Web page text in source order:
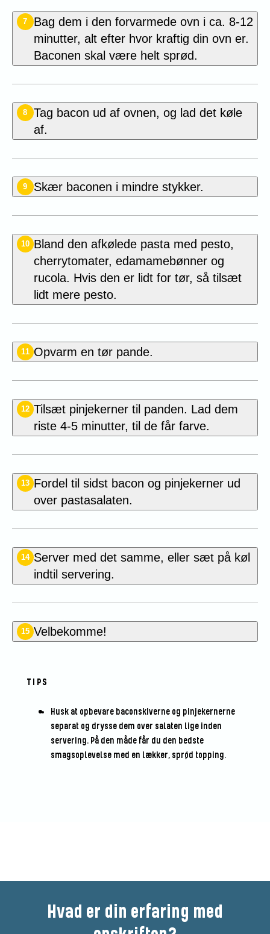
7
Bag dem i den forvarmede ovn i ca. 8-12
minutter, alt efter hvor kraftig din ovn er.
Baconen skal være helt sprød.
8
Tag bacon ud af ovnen, og lad det køle
af.
9 Skær baconen i mindre stykker.
10 Bland den afkølede pasta med pesto,
cherrytomater, edamamebønner og
rucola. Hvis den er lidt for tør, så tilsæt
lidt mere pesto.
11 Opvarm en tør pande.
12 Tilsæt pinjekerner til panden. Lad dem
riste 4-5 minutter, til de får farve.
13 Fordel til sidst bacon og pinjekerner ud
over pastasalaten.
14 Server med det samme, eller sæt på køl
indtil servering.
15 Velbekomme!
TIPS
Husk at opbevare baconskiverne og pinjekernerne
separat og drysse dem over salaten lige inden
servering. På den måde får du den bedste
smagsoplevelse med en lækker, sprød topping.
Hvad er din erfaring med